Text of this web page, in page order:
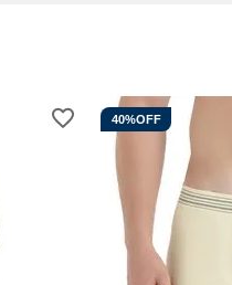
40%OFF